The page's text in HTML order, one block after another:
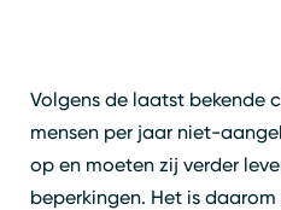
Volgens de laatst bekende
mensen per jaar niet-
op en moeten zij verder
beperkingen. Het is